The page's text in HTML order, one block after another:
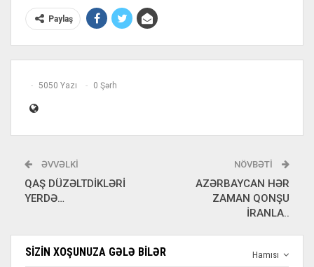
Paylaş
5050 Yazı 0 Şərh
ƏVVƏLKI
QAŞ DÜZƏLTDİKLƏRİ
YERDƏ…
NÖVBƏTI
AZƏRBAYCAN HƏR
ZAMAN QONŞU
İRANLA..
Hamısı
SIZIN XOŞUNUZA GƏLƏ BILƏR